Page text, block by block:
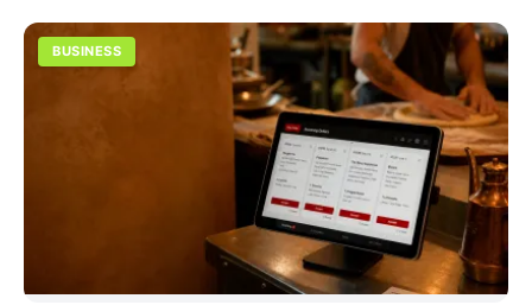
BUSINESS